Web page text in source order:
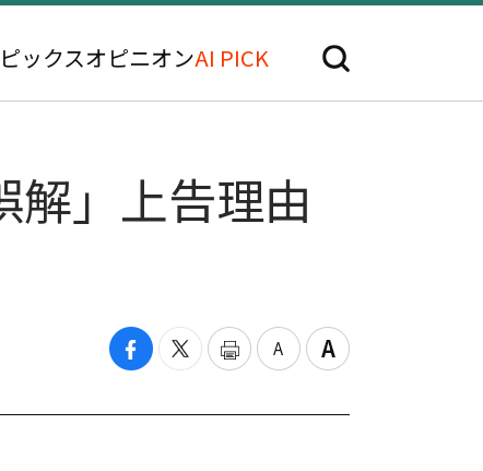
ックスオピニオンAI PICK
解」上告理由